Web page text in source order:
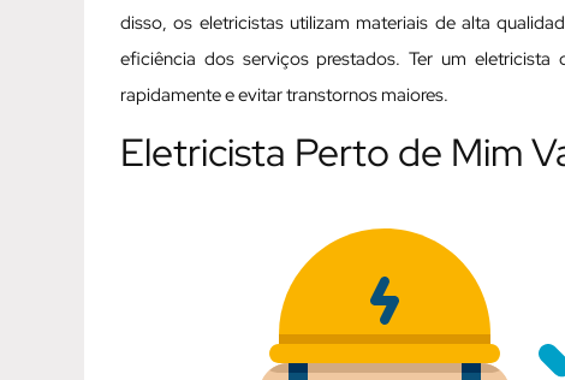
disso, os eletricistas utilizam materiais de alta
eficiência dos serviços prestados. Ter um
rapidamente e evitar transtornos maiores.
Eletricista Perto de Mim